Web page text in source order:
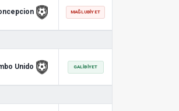
MAĞLUBIYET
Unido GALIBIYET